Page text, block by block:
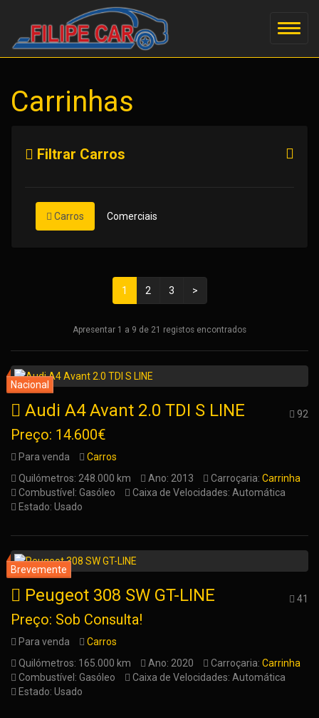
Carrinhas
Filtrar Carros
Carros Comerciais
1 2 3 >
Apresentar 1 a 9 de 21 registos encontrados
92
Audi A4 Avant 2.0 TDI S LINE
Preço: 14.600€
Para venda
Carros
Quilómetros: 248.000 km
Ano: 2013 Carroçaria: Carrinha
Combustível: Gasóleo
Caixa de Velocidades: Automática
Estado: Usado
41
Peugeot 308 SW GT-LINE
Preço: Sob Consulta!
Para venda
Carros
Quilómetros: 165.000 km
Ano: 2020 Carroçaria: Carrinha
Combustível: Gasóleo
Caixa de Velocidades: Automática
Estado: Usado